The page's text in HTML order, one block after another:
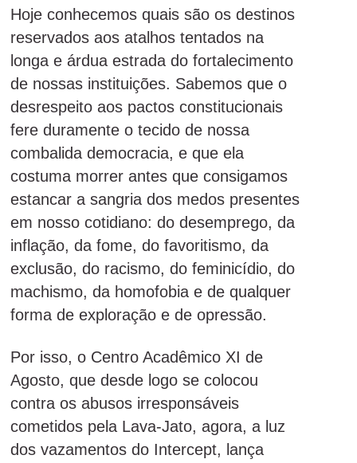
Hoje conhecemos quais são os destinos
reservados aos atalhos tentados na
longa e árdua estrada do fortalecimento
de nossas instituições. Sabemos que o
desrespeito aos pactos constitucionais
fere duramente o tecido de nossa
combalida democracia, e que ela
costuma morrer antes que consigamos
estancar a sangria dos medos presentes
em nosso cotidiano: do desemprego, da
inflação, da fome, do favoritismo, da
exclusão, do racismo, do feminicídio, do
machismo, da homofobia e de qualquer
forma de exploração e de opressão.
Por isso, o Centro Acadêmico XI de
Agosto, que desde logo se colocou
contra os abusos irresponsáveis
cometidos pela Lava-Jato, agora, a luz
dos vazamentos do Intercept, lança